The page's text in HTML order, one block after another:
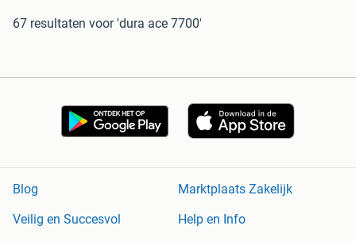
67 resultaten voor 'dura ace 7700'
Blog
Marktplaats Zakelijk
Veilig en Succesvol
Help en Info